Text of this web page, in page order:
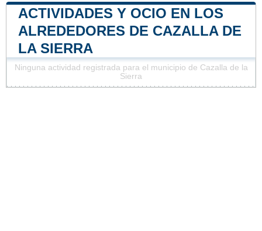
ACTIVIDADES Y OCIO EN LOS
ALREDEDORES DE CAZALLA DE
LA SIERRA
Ninguna actividad registrada para el municipio de Cazalla de la
Sierra